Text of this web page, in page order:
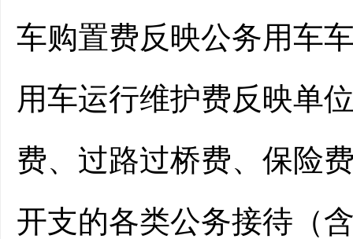
车购置费反映公务用车
用车运行维护费反映单
费、过路过桥费、保险
开支的各类公务接待（